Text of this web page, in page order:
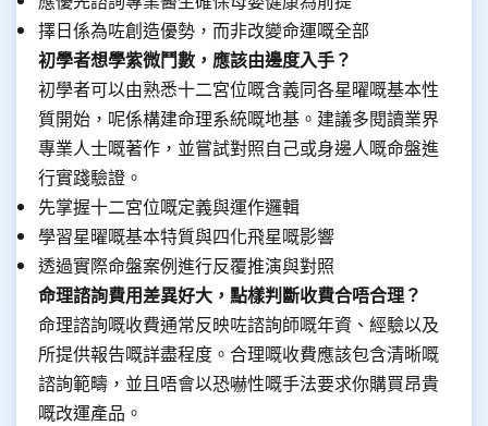
擇日係為咗創造優勢，而非改變命運嘅全部
初學者想學紫微鬥數，應該由邊度入手？
初學者可以由熟悉十二宮位嘅含義同各星曜嘅基本性
質開始，呢係構建命理系統嘅地基。建議多閱讀業界
專業人士嘅著作，並嘗試對照自己或身邊人嘅命盤進
行實踐驗證。
先掌握十二宮位嘅定義與運作邏輯
學習星曜嘅基本特質與四化飛星嘅影響
透過實際命盤案例進行反覆推演與對照
命理諮詢費用差異好大，點樣判斷收費合唔合理？
命理諮詢嘅收費通常反映咗諮詢師嘅年資、經驗以及
所提供報告嘅詳盡程度。合理嘅收費應該包含清晰嘅
諮詢範疇，並且唔會以恐嚇性嘅手法要求你購買昂貴
嘅改運產品。